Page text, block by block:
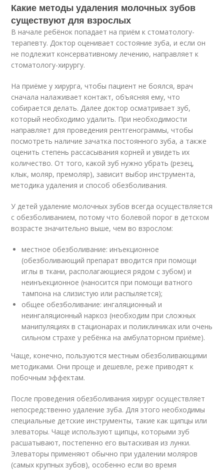
Какие методы удаления молочных зубов
существуют для взрослых
В начале ребёнок попадает на приём к стоматологу-
терапевту. Доктор оценивает состояние зуба, и если он
не подлежит консервативному лечению, направляет к
стоматологу-хирургу.
На приёме у хирурга, чтобы пациент не боялся, врач
сначала налаживает контакт, объясняя ему, что
собирается делать. Далее доктор осматривает зуб,
который необходимо удалить. При необходимости
направляет для проведения рентгенограммы, чтобы
посмотреть наличие зачатка постоянного зуба, а также
оценить степень рассасывания корней и увидеть их
количество. От того, какой зуб нужно убрать (резец,
клык, моляр, премоляр), зависит выбор инструмента,
методика удаления и способ обезболивания.
У детей удаление молочных зубов всегда осуществляется
с обезболиванием, потому что болевой порог в детском
возрасте значительно выше, чем во взрослом:
местное обезболивание: инъекционное
(обезболивающий препарат вводится при помощи
иглы в ткани, располагающиеся рядом с зубом) и
неинъекционное (наносится при помощи ватного
тампона на слизистую или распыляется);
общее обезболивание: ингаляционный и
неингаляционный наркоз (необходим при сложных
манипуляциях в стационарах и поликлиниках или очень
сильном страхе у ребёнка на амбулаторном приёме).
Чаще, конечно, пользуются местным обезболивающими
методиками. Они проще и дешевле, реже приводят к
побочным эффектам.
После проведения обезболивания хирург осуществляет
непосредственно удаление зуба. Для этого необходимы
специальные детские инструменты, такие как щипцы или
элеваторы. Чаще используют щипцы, которыми зуб
расшатывают, постепенно его вытаскивая из лунки.
Элеваторы применяют обычно при удалении моляров
(самых крупных зубов), особенно если во время